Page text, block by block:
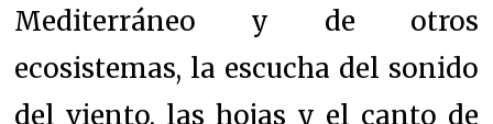
Mediterráneo y de otros
ecosistemas, la escucha del sonido
del viento, las hojas y el canto de